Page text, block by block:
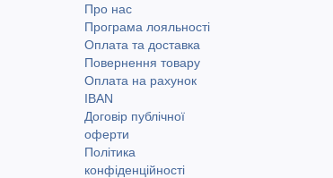
Про нас
Програма лояльності
Оплата та доставка
Повернення товару
Оплата на рахунок
IBAN
Договір публічної
оферти
Політика
конфіденційності